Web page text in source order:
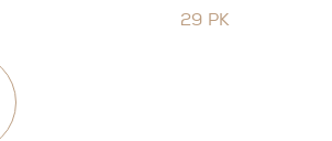
29 PK